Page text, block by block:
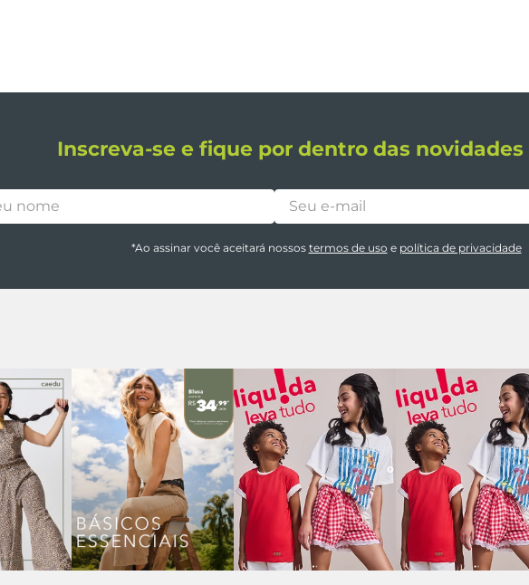
Inscreva-se e fique por dentro das novidades
*Ao assinar você aceitará nossos termos de uso e política de privacidade